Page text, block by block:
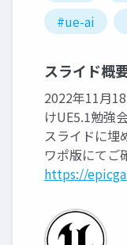
#ue-ai
スライド概
2022年11月
けUE5.1勉強
スライドに埋
ワポ版にてご
https://